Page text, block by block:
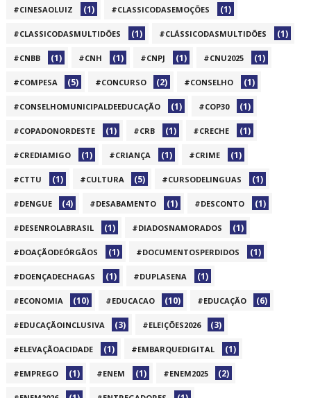
#CINESAOLUIZ (1) #CLASSICODASEMOÇÕES (1)
#CLASSICODASMULTIDÕES (1) #CLÁSSICODASMULTIDÕES (1)
#CNBB (1) #CNH (1) #CNPJ (1) #CNU2025 (1)
#COMPESA (5) #CONCURSO (2) #CONSELHO (1)
#CONSELHOMUNICIPALDEEDUCAÇÃO (1) #COP30 (1)
#COPADONORDESTE (1) #CRB (1) #CRECHE (1)
#CREDIAMIGO (1) #CRIANÇA (1) #CRIME (1)
#CTTU (1) #CULTURA (5) #CURSODELINGUAS (1)
#DENGUE (4) #DESABAMENTO (1) #DESCONTO (1)
#DESENROLABRASIL (1) #DIADOSNAMORADOS (1)
#DOAÇÃODEÓRGÃOS (1) #DOCUMENTOSPERDIDOS (1)
#DOENÇADECHAGAS (1) #DUPLASENA (1)
#ECONOMIA (10) #EDUCACAO (10) #EDUCAÇÃO (6)
#EDUCAÇÃOINCLUSIVA (3) #ELEIÇÕES2026 (3)
#ELEVAÇÃOACIDADE (1) #EMBARQUEDIGITAL (1)
#EMPREGO (1) #ENEM (1) #ENEM2025 (2)